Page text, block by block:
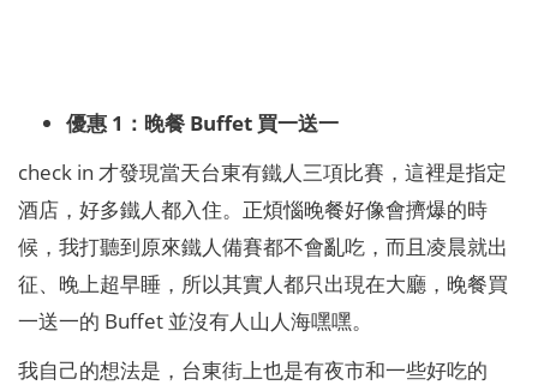
優惠 1：晚餐 Buffet 買一送一
check in 才發現當天台東有鐵人三項比賽，這裡是指定
酒店，好多鐵人都入住。正煩惱晚餐好像會擠爆的時
候，我打聽到原來鐵人備賽都不會亂吃，而且凌晨就出
征、晚上超早睡，所以其實人都只出現在大廳，晚餐買
一送一的 Buffet 並沒有人山人海嘿嘿。
我自己的想法是，台東街上也是有夜市和一些好吃的